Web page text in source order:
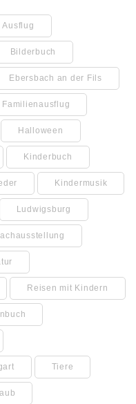
Ausflug
Bilderbuch
Ebersbach an der Fils
Familienausflug
Halloween
Kinderbuch
Kindermusik
Ludwigsburg
Reisen mit Kindern
Tiere